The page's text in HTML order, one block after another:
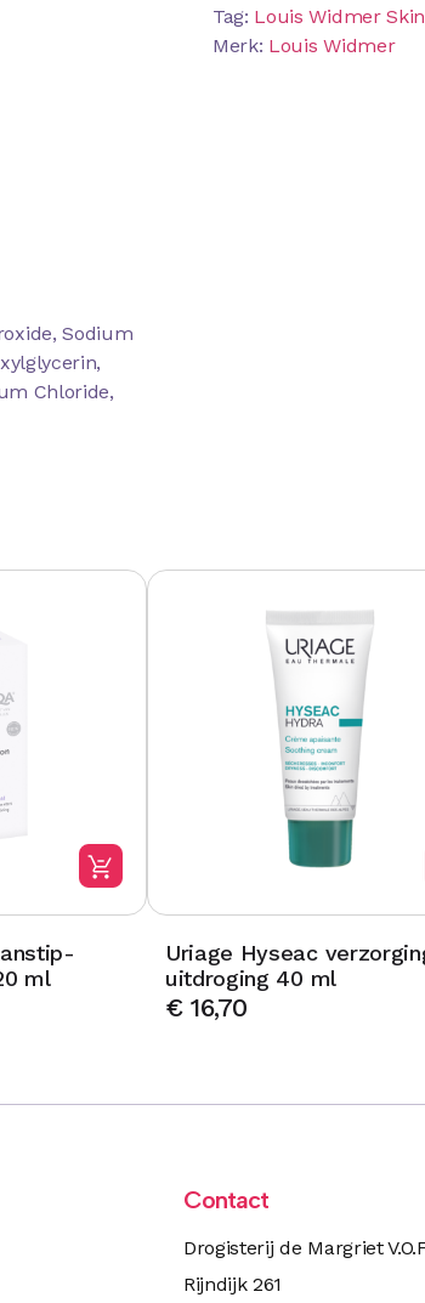
Sodium
Chloride,
Tag: Louis Widmer
Merk: Louis Widmer
ml
Uriage Hyseac
uitdroging 40 ml
€16,70
Contact
Drogisterij de Margriet
Rijndijk 261